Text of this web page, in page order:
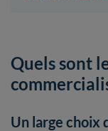
Quels sont
Un large choix